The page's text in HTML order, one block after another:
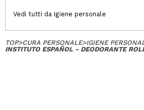
Vedi tutti da Igiene personale
TOP>CURA PERSONALE>IGIENE
INSTITUTO ESPAÑOL - DEODORANTE